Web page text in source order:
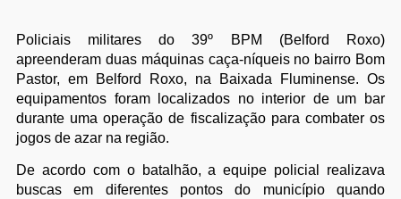
Policiais militares do 39º BPM (Belford Roxo)
apreenderam duas máquinas caça-níqueis no bairro Bom
Pastor, em Belford Roxo, na Baixada Fluminense. Os
equipamentos foram localizados no interior de um bar
durante uma operação de fiscalização para combater os
jogos de azar na região.
De acordo com o batalhão, a equipe policial realizava
buscas em diferentes pontos do município quando